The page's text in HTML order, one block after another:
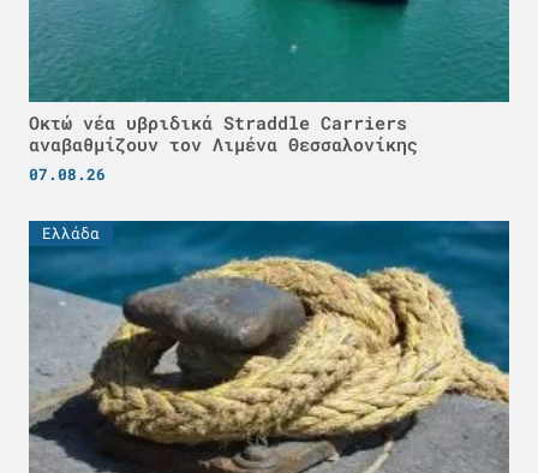
Οκτώ νέα υβριδικά Straddle Carriers
αναβαθμίζουν τον Λιμένα Θεσσαλονίκης
07.08.26
Ελλάδα